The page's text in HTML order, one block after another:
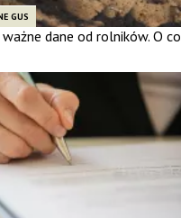
GUS
ważne dane od rolników. O co